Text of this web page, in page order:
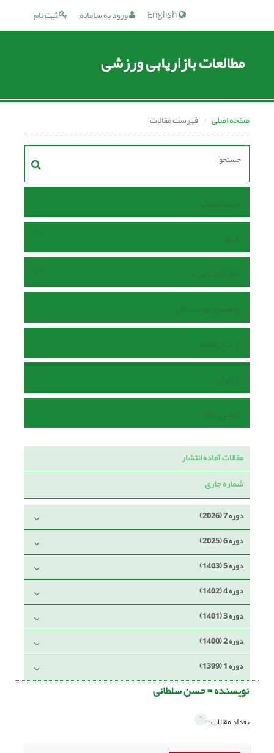
ثبت نام ورود به سامانه
مطالعات بازاریابی ورزشی
صفحه اصلی فهرست مقالات
صفحه اصلی
مرور
اطلاعات نشریه
راهنمای نویسندگان
ارسال مقاله
داوران
تماس با ما
مقالات آماده انتشار
شماره جاری
دوره 7 (2026)
دوره 6 (2025)
دوره 5 (1403)
دوره 4 (1402)
دوره 3 (1401)
دوره 2 (1400)
دوره 1 (1399)
نویسنده =حسن سلطانی
تعداد مقالات: 1